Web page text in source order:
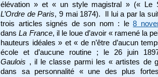
élévation » et « un style magistral » (« Le
L’Ordre de Paris, 9 mai 1874). Il lui a par la
trois articles signés de son nom : le8
dansLa France, il le loue d’avoir « ramené la
hauteurs idéales » et « de n’être d’aucun
école et d’aucune routine ; le 26 juin
Gaulois , il le classe parmi les « artistes de
dans sa personnalité « une des plus